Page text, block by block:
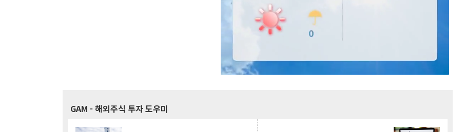
GAM - 해외주식 투자 도우미